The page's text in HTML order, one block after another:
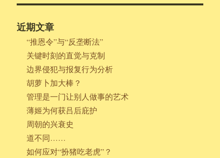
近期文章
“推恩令”与“反垄断法”
关键时刻的直觉与克制
边界侵犯与报复行为分析
胡萝卜加大棒？
管理是一门让别人做事的艺术
薄姬为何获吕后庇护
周朝的兴衰史
道不同……
如何应对“扮猪吃老虎”？